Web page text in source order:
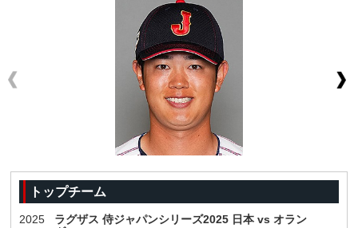
トップチーム
2025
ラグザス 侍ジャパンシリーズ2025 日本 vs オラン